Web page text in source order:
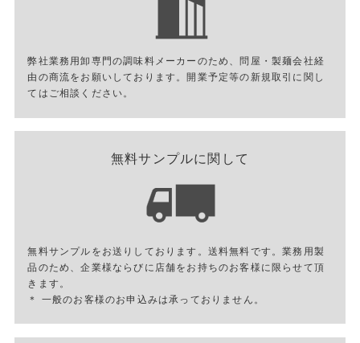
弊社業務用卸専門の調味料メーカーのため、問屋・製麺会社経
由の商流をお願いしております。開業予定等の新規取引に関し
てはご相談ください。
無料サンプルに関して
無料サンプルをお送りしております。送料無料です。業務用製
品のため、企業様ならびに店舗をお持ちのお客様に限らせて頂
きます。
＊ 一般のお客様のお申込みは承っておりません。